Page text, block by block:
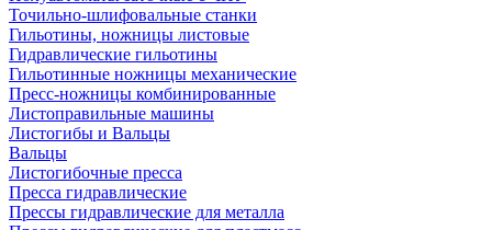
Точильно-шлифовальные станки
Гильотины, ножницы листовые
Гидравлические гильотины
Гильотинные ножницы механические
Пресс-ножницы комбинированные
Листоправильные машины
Листогибы и Вальцы
Вальцы
Листогибочные пресса
Пресса гидравлические
Прессы гидравлические для металла